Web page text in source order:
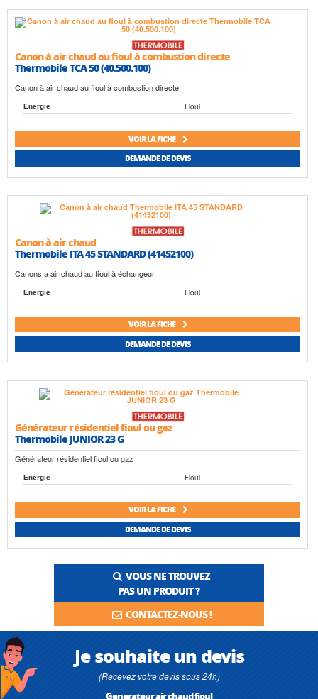
Canon à air chaud au fioul à combustion directe
Thermobile TCA 50 (40.500.100)
Canon à air chaud au fioul à combustion directe
Energie Fioul
VOIR LA FICHE
DEMANDE DE DEVIS
Canon à air chaud
Thermobile ITA 45 STANDARD (41452100)
Canons a air chaud au fioul à échangeur
Energie Fioul
VOIR LA FICHE
DEMANDE DE DEVIS
Générateur résidentiel fioul ou gaz
Thermobile JUNIOR 23 G
Générateur résidentiel fioul ou gaz
Energie Fioul
VOIR LA FICHE
DEMANDE DE DEVIS
VOUS NE TROUVEZ
PAS UN PRODUIT ?
CONTACTEZ-NOUS !
Je souhaite un devis
(Recevez votre devis sous 24h)
Generateur air chaud fioul